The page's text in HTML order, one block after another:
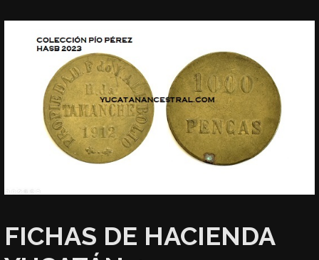
FICHAS DE HACIENDA